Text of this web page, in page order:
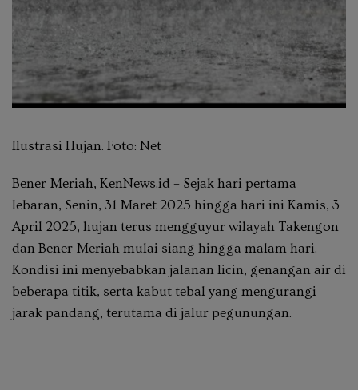
Ilustrasi Hujan. Foto: Net
Bener Meriah, KenNews.id – Sejak hari pertama
lebaran, Senin, 31 Maret 2025 hingga hari ini Kamis, 3
April 2025, hujan terus mengguyur wilayah Takengon
dan Bener Meriah mulai siang hingga malam hari.
Kondisi ini menyebabkan jalanan licin, genangan air di
beberapa titik, serta kabut tebal yang mengurangi
jarak pandang, terutama di jalur pegunungan.